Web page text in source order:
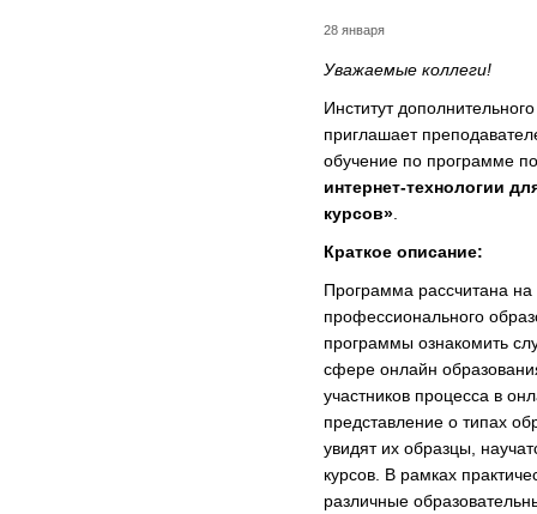
28 января
Уважаемые коллеги!
Институт
приглашает
обучение по программе
интернет-технологии
курсов»
Краткое описание:
Программа рассчитана
профессионального
программы ознакомить
сфере онлайн
участников процесса в
представление о типах
увидят их образцы,
курсов. В рамках
различные